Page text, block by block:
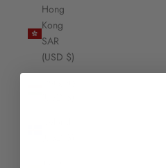
Hong
Kong
SAR
(USD $)